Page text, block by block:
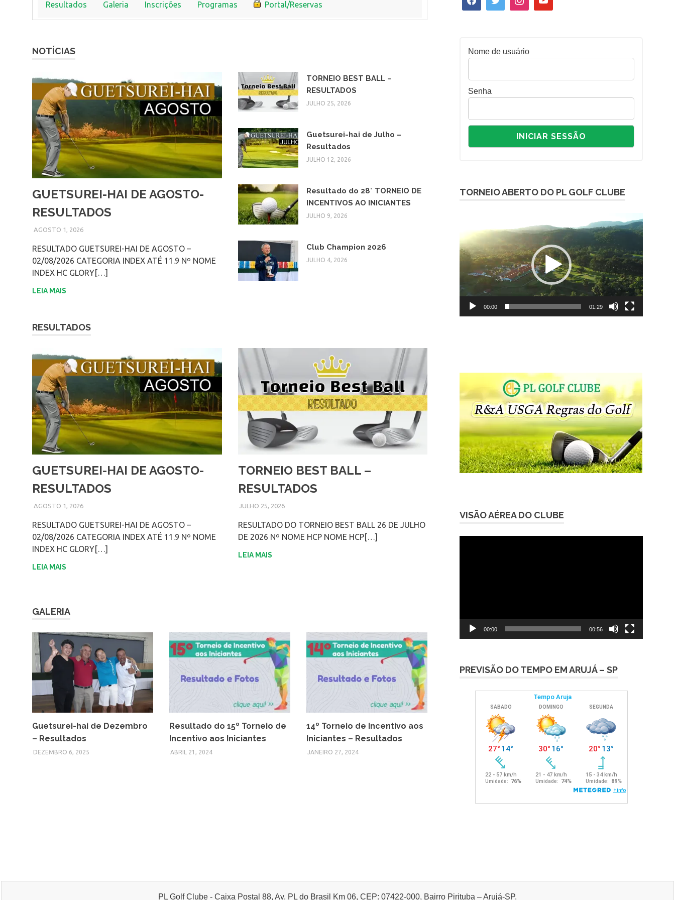
Resultados Galeria Inscrições Programas Portal/Reservas
NOTÍCIAS
GUETSUREI-HAI DE AGOSTO-
RESULTADOS
AGOSTO 1, 2026ADMIN
RESULTADO GUETSUREI-HAI DE AGOSTO –
02/08/2026 CATEGORIA INDEX ATÉ 11.9 Nº NOME
INDEX HC GLORY[…]
LEIA MAIS
TORNEIO BEST BALL –
RESULTADOS
JULHO 25, 2026
Guetsurei-hai de Julho –
Resultados
JULHO 12, 2026
Resultado do 28° TORNEIO DE
INCENTIVOS AO INICIANTES
JULHO 9, 2026
Club Champion 2026
JULHO 4, 2026
RESULTADOS
GUETSUREI-HAI DE AGOSTO-
RESULTADOS
AGOSTO 1, 2026ADMIN
RESULTADO GUETSUREI-HAI DE AGOSTO –
02/08/2026 CATEGORIA INDEX ATÉ 11.9 Nº NOME
INDEX HC GLORY[…]
LEIA MAIS
TORNEIO BEST BALL –
RESULTADOS
JULHO 25, 2026
RESULTADO DO TORNEIO BEST BALL 26 DE JULHO
DE 2026 Nº NOME HCP NOME HCP[…]
LEIA MAIS
GALERIA
Guetsurei-hai de Dezembro
– Resultados
DEZEMBRO 6, 2025
Resultado do 15º Torneio de
Incentivo aos Iniciantes
ABRIL 21, 2024
14º Torneio de Incentivo aos
Iniciantes – Resultados
JANEIRO 27, 2024
Nome de usuário
Senha
TORNEIO ABERTO DO PL GOLF CLUBE
vídeo
00:00 01:29
VISÃO AÉREA DO CLUBE
00:00 00:56
PREVISÃO DO TEMPO EM ARUJÁ – SP
PL Golf Clube - Caixa Postal 88, Av. PL do Brasil Km 06, CEP: 07422-000, Bairro Pirituba – Arujá-SP.